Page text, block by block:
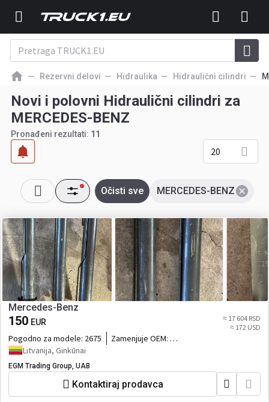
Rezervni delovi Hidraulika Hidraulični cilindri
Novi i polovni Hidraulični cilindri za
MERCEDES-BENZ
Pronađeni rezultati: 11
20
MERCEDES-BENZ
Očisti sve
Mercedes-Benz
150 EUR
≈ 17 604 RSD
≈ 172 USD
Pogodno za modele: 2675
Zamenjuje OEM:
Litvanija, Ginkūnai
EGM Trading Group, UAB
Kontaktiraj prodavca